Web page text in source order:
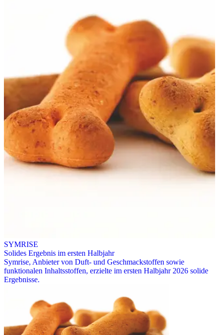
SYMRISE
Solides Ergebnis im ersten Halbjahr
Symrise, Anbieter von Duft- und Geschmackstoffen sowie
funktionalen Inhaltsstoffen, erzielte im ersten Halbjahr 2026 solide
Ergebnisse.